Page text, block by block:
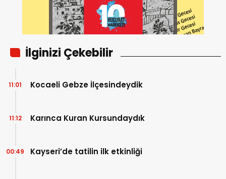
İlginizi Çekebilir
Kocaeli Gebze İlçesindeydik
11:01
Karınca Kuran Kursundaydık
11:12
Kayseri’de tatilin ilk etkinliği
00:49